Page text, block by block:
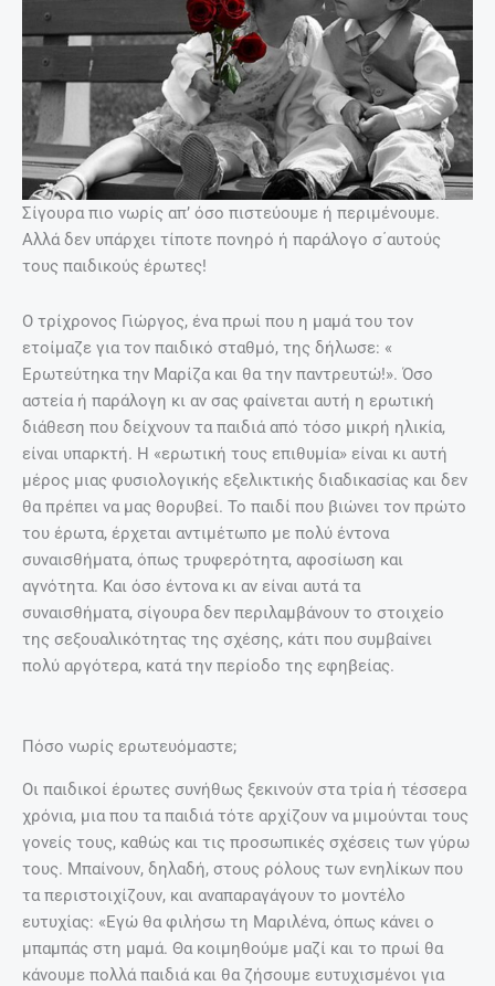
Σίγουρα πιο νωρίς απ’ όσο πιστεύουμε ή περιμένουμε.
Αλλά δεν υπάρχει τίποτε πονηρό ή παράλογο σ΄αυτούς
τους παιδικούς έρωτες!
Ο τρίχρονος Γιώργος, ένα πρωί που η μαμά του τον
ετοίμαζε για τον παιδικό σταθμό, της δήλωσε: «
Ερωτεύτηκα την Μαρίζα και θα την παντρευτώ!». Όσο
αστεία ή παράλογη κι αν σας φαίνεται αυτή η ερωτική
διάθεση που δείχνουν τα παιδιά από τόσο μικρή ηλικία,
είναι υπαρκτή. Η «ερωτική τους επιθυμία» είναι κι αυτή
μέρος μιας φυσιολογικής εξελικτικής διαδικασίας και δεν
θα πρέπει να μας θορυβεί. Το παιδί που βιώνει τον πρώτο
του έρωτα, έρχεται αντιμέτωπο με πολύ έντονα
συναισθήματα, όπως τρυφερότητα, αφοσίωση και
αγνότητα. Και όσο έντονα κι αν είναι αυτά τα
συναισθήματα, σίγουρα δεν περιλαμβάνουν το στοιχείο
της σεξουαλικότητας της σχέσης, κάτι που συμβαίνει
πολύ αργότερα, κατά την περίοδο της εφηβείας.
Πόσο νωρίς ερωτευόμαστε;
Οι παιδικοί έρωτες συνήθως ξεκινούν στα τρία ή τέσσερα
χρόνια, μια που τα παιδιά τότε αρχίζουν να μιμούνται τους
γονείς τους, καθώς και τις προσωπικές σχέσεις των γύρω
τους. Μπαίνουν, δηλαδή, στους ρόλους των ενηλίκων που
τα περιστοιχίζουν, και αναπαραγάγουν το μοντέλο
ευτυχίας: «Εγώ θα φιλήσω τη Μαριλένα, όπως κάνει ο
μπαμπάς στη μαμά. Θα κοιμηθούμε μαζί και το πρωί θα
κάνουμε πολλά παιδιά και θα ζήσουμε ευτυχισμένοι για